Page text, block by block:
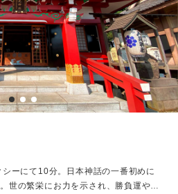
ーにて10分。日本神話の一番初めに
世の繁栄にお力を示され、勝負運や眼